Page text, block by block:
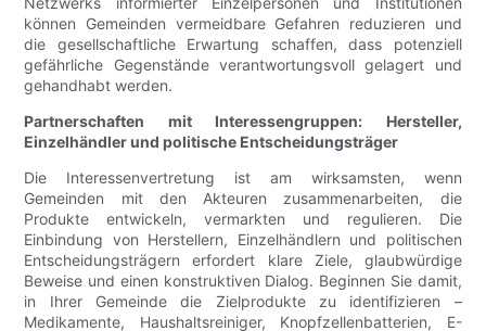
können Gemeinden vermeidbare Gefahren reduzieren und
die gesellschaftliche Erwartung schaffen, dass potenziell
gefährliche Gegenstände verantwortungsvoll gelagert und
gehandhabt werden.
Partnerschaften mit Interessengruppen: Hersteller,
Einzelhändler und politische Entscheidungsträger
Die Interessenvertretung ist am wirksamsten, wenn
Gemeinden mit den Akteuren zusammenarbeiten, die
Produkte entwickeln, vermarkten und regulieren. Die
Einbindung von Herstellern, Einzelhändlern und politischen
Entscheidungsträgern erfordert klare Ziele, glaubwürdige
Beweise und einen konstruktiven Dialog. Beginnen Sie damit,
in Ihrer Gemeinde die Zielprodukte zu identifizieren –
Medikamente, Haushaltsreiniger, Knopfzellenbatterien, E-